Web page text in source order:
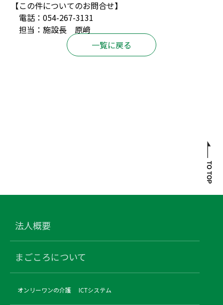
【この件についてのお問合せ】
電話：054-267-3131
担当：施設長 原﨑
一覧に戻る
法人概要
まごころについて
オンリーワンの介護 ICTシステム